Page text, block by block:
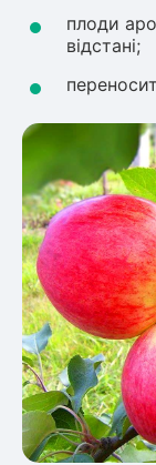
плоди
відстані;